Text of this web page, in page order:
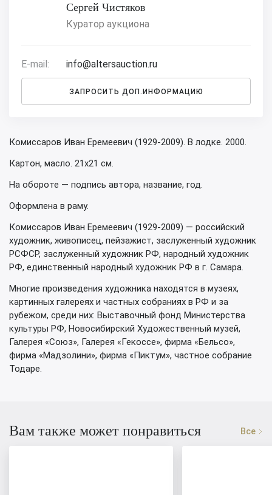
Сергей Чистяков
Куратор аукциона
E-mail: info@altersauction.ru
ЗАПРОСИТЬ ДОП.ИНФОРМАЦИЮ
Комиссаров Иван Еремеевич (1929-2009). В лодке. 2000.
Картон, масло. 21х21 см.
На обороте — подпись автора, название, год.
Оформлена в раму.
Комиссаров Иван Еремеевич (1929-2009) — российский
художник, живописец, пейзажист, заслуженный художник
РСФСР, заслуженный художник РФ, народный художник
РФ, единственный народный художник РФ в г. Самара.
Многие произведения художника находятся в музеях,
картинных галереях и частных собраниях в РФ и за
рубежом, среди них: Выставочный фонд Министерства
культуры РФ, Новосибирский Художественный музей,
Галерея «Союз», Галерея «Гекоссе», фирма «Бельсо»,
фирма «Мадзолини», фирма «Пиктум», частное собрание
Тодаре.
Вам также может понравиться Все